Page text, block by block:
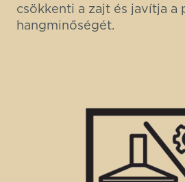
csökkenti a zajt és javítja a
hangminőségét.